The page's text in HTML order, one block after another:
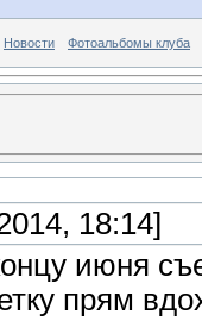
Новости Фотоальбомы клуба
18:14]
июня
прям